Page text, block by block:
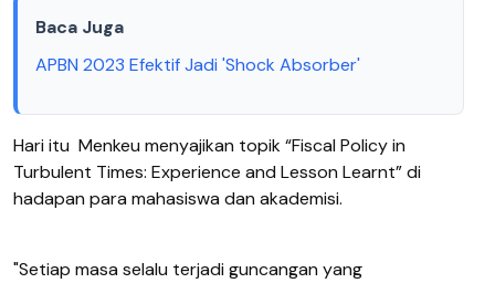
Baca Juga
APBN 2023 Efektif Jadi 'Shock Absorber'
Hari itu Menkeu menyajikan topik “Fiscal Policy in
Turbulent Times: Experience and Lesson Learnt” di
hadapan para mahasiswa dan akademisi.
"Setiap masa selalu terjadi guncangan yang